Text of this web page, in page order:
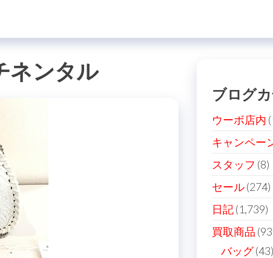
ネンタル
ブログ
ウーボ店内
キャンペー
スタッフ (8)
セール(274)
日記(1,739)
買取商品
バッグ(43)